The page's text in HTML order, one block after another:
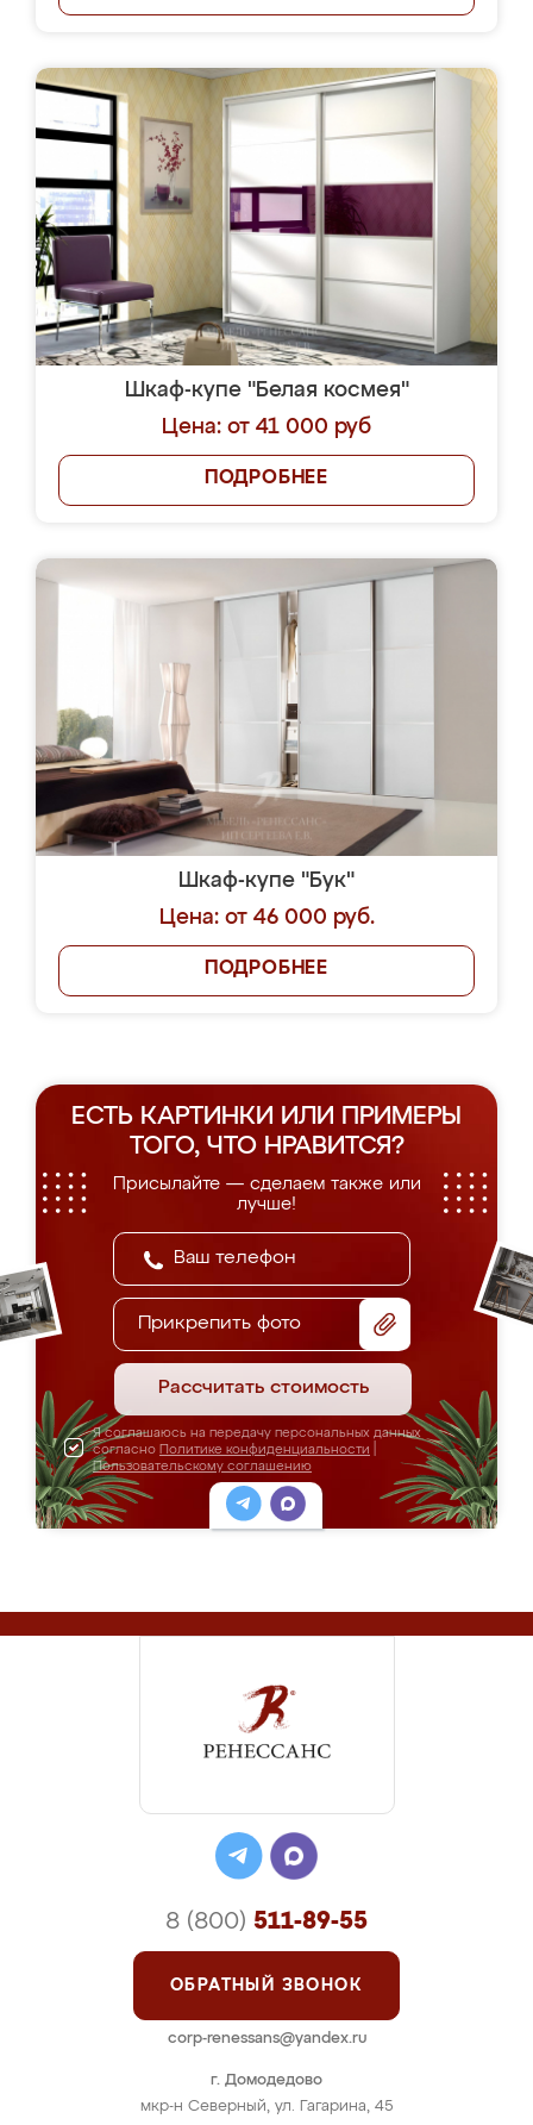
Шкаф-купе "Белая космея"
Цена: от 41 000 руб
ПОДРОБНЕЕ
Шкаф-купе "Бук"
Цена: от 46 000 руб.
ПОДРОБНЕЕ
ЕСТЬ КАРТИНКИ ИЛИ ПРИМЕРЫ
ТОГО, ЧТО НРАВИТСЯ?
Присылайте — сделаем также или
лучше!
Прикрепить фото
Рассчитать стоимость
Я соглашаюсь на передачу персональных данных
согласно Политике конфиденциальности
Пользовательскому соглашению
г. Домодедово
мкр-н Северный, ул. Гагарина, 45
8 (800) 511-89-55
ОБРАТНЫЙ ЗВОНОК
corp-renessans@yandex.ru